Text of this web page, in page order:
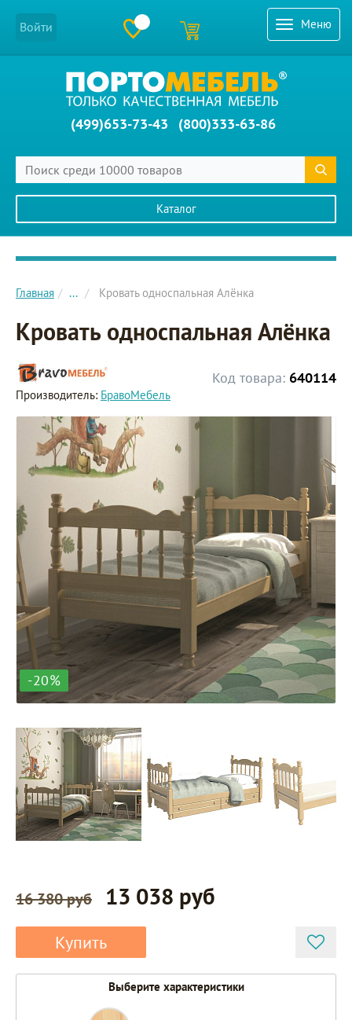
Меню
Войти
(499)653-73-43 (800)333-63-86
Каталог
Главное меню сайта
Главная ... Кровать односпальная Алёнка
Кровать односпальная Алёнка
Код товара: 640114
Производитель: БравоМебель
-20%
16 380 руб 13 038 руб
Купить
Выберите характеристики